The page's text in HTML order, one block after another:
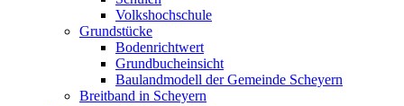
Volkshochschule
Grundstücke
Bodenrichtwert
Grundbucheinsicht
Baulandmodell der Gemeinde Scheyern
Breitband in Scheyern